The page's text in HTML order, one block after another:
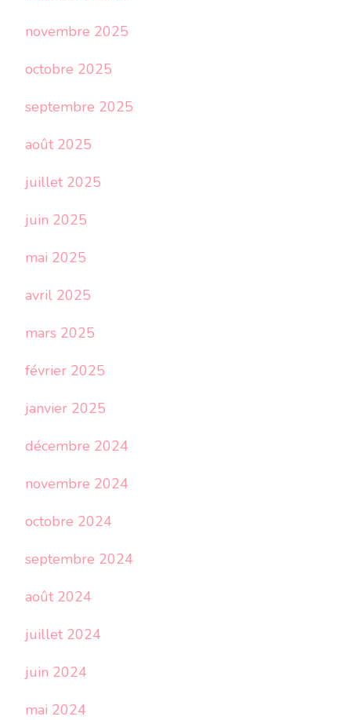
novembre 2025
octobre 2025
septembre 2025
août 2025
juillet 2025
juin 2025
mai 2025
avril 2025
mars 2025
février 2025
janvier 2025
décembre 2024
novembre 2024
octobre 2024
septembre 2024
août 2024
juillet 2024
juin 2024
mai 2024